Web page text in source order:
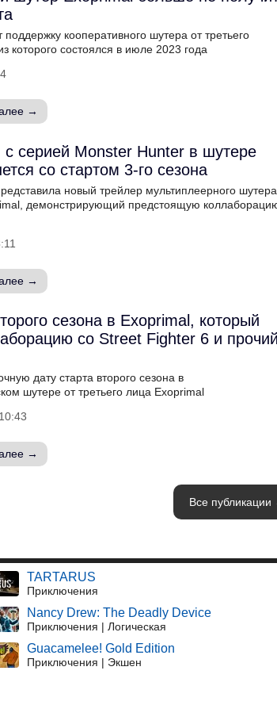
кооперативного шутера от третьего
которого состоялся в июле 2023 года
→
серией Monster Hunter в шутере
со стартом 3-го сезона
новый трейлер мультиплеерного
демонстрирующий предстоящую
→
сезона в Exoprimal, который
со Street Fighter 6 и
дату старта второго сезона в
шутере от третьего лица Exoprimal
→
Все
TARTARUS
Приключения
Nancy Drew: The Deadly Device
Приключения | Логическая
Guacamelee! Gold Edition
Приключения | Экшен